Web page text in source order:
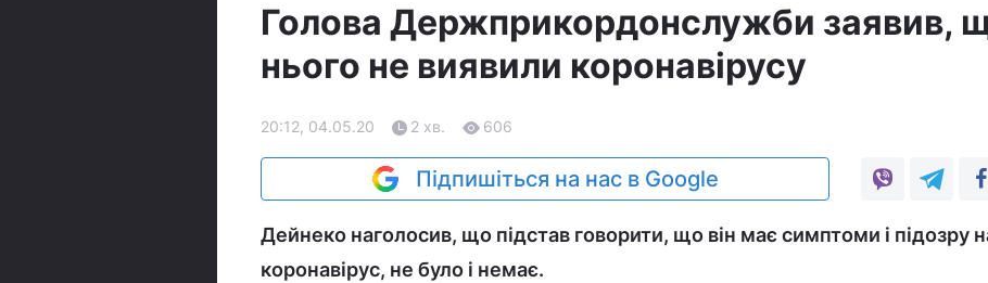
Голова Держприкордонслужби заявив,
нього не виявили коронавірусу
20:12, 04.05.20 2 хв. 606
Підпишіться на нас в Google
Дейнеко наголосив, що підстав говорити, що він має симптоми і підозру
коронавірус, не було і немає.